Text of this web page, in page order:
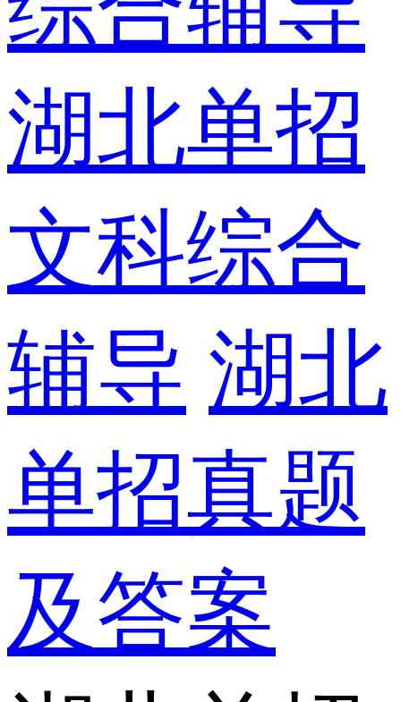
湖北单招
文科综合
辅导 湖北
单招真题
及答案